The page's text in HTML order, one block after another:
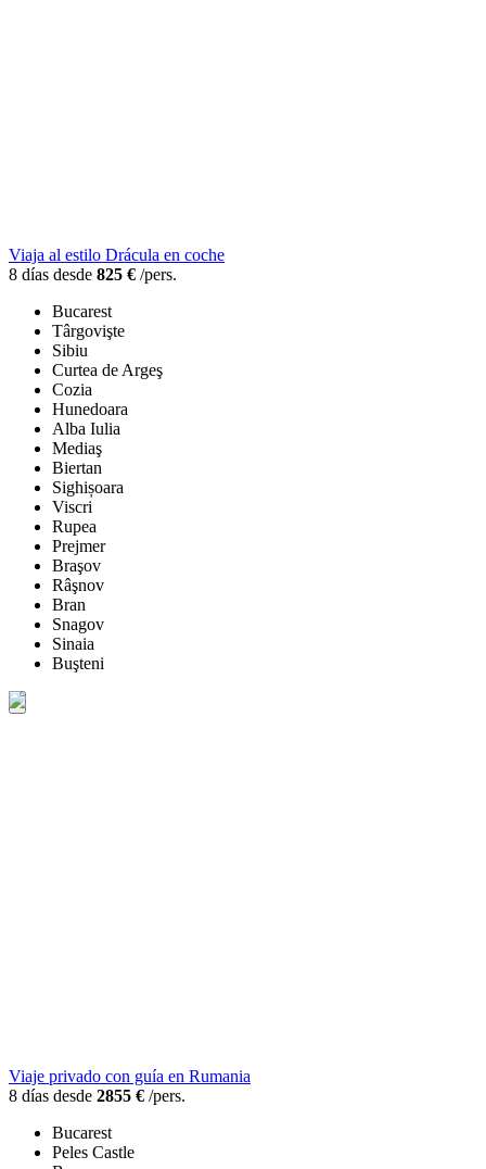
Viaja al estilo Drácula en coche
8 días desde 825 € /pers.
Bucarest
Târgovişte
Sibiu
Curtea de Argeş
Cozia
Hunedoara
Alba Iulia
Mediaş
Biertan
Sighișoara
Viscri
Rupea
Prejmer
Braşov
Râşnov
Bran
Snagov
Sinaia
Buşteni
Viaje privado con guía en Rumania
8 días desde 2855 € /pers.
Bucarest
Peles Castle